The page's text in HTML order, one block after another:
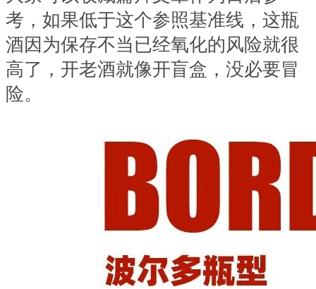
考，如果低于这个参照基准线，这瓶
酒因为保存不当已经氧化的风险就很
高了，开老酒就像开盲盒，没必要冒
险。